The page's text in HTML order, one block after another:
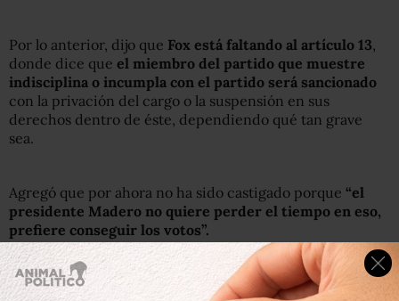
Por lo anterior, dijo que Fox está faltando al artículo 13,
donde dice que el miembro del partido que muestre
indisciplina o incumpla con el partido será sancionado
con la privación del cargo o la suspensión en sus
derechos dentro de éste, dependiendo qué tan grave
sea.
Agregó que por ahora no ha sido castigado porque “el
presidente Madero no quiere perder el tiempo en eso,
prefiere conseguir los votos”.